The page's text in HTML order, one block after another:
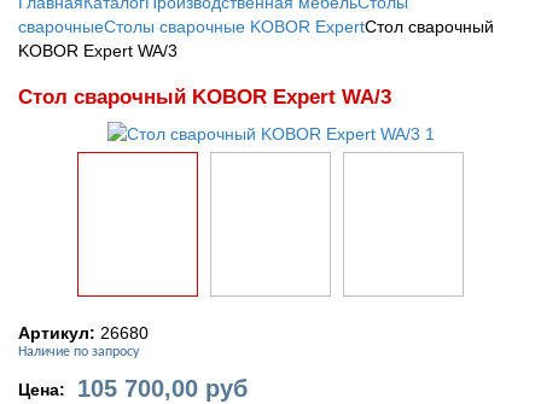
сварочныеСтолы сварочные KOBOR ExpertСтол сварочный
KOBOR Expert WA/3
Стол сварочный KOBOR Expert WA/3
Артикул: 26680
Наличие по запросу
Цена: 105 700,00 руб